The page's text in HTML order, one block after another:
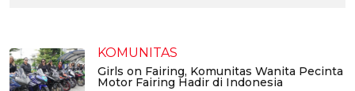
KOMUNITAS
Girls on Fairing, Komunitas Wanita Pecinta
Motor Fairing Hadir di Indonesia